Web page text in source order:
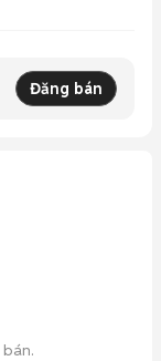
Đăng bán